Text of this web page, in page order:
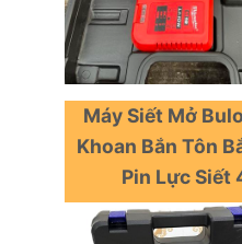
Máy Siết Mở
Khoan Bắn Tôn
Pin Lực Siết